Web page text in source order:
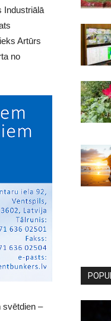
Industriālā
Artūrs
no
svētdien –